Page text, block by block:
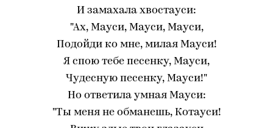
И замахала хвостауси:
"Ах, Мауси, Мауси, Мауси,
Подойди ко мне, милая Мауси!
Я спою тебе песенку, Мауси,
Чудесную песенку, Мауси!"
Но ответила умная Мауси:
"Ты меня не обманешь, Котауси!